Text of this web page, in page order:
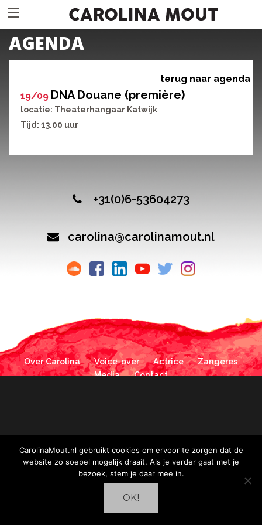
AGENDA
terug naar agenda
19/09 DNA Douane (première)
locatie: Theaterhangaar Katwijk
Tijd: 13.00 uur
+31(0)6-53604273
carolina@carolinamout.nl
Over Carolina Voice-over Actrice
Zangeres
Media
Contact
CarolinaMout.nl gebruikt cookies om ervoor te zorgen dat de
website zo soepel mogelijk draait. Als je verder gaat met je
bezoek, stem je daar mee in.
OK!